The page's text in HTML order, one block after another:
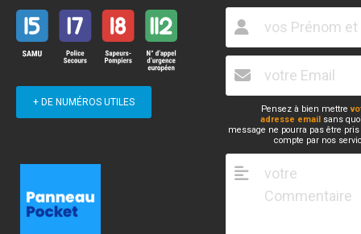
+ DE NUMÉROS UTILES
Pensez à bien mettre
adresse email sans
message ne pourra pas être
compte par nos